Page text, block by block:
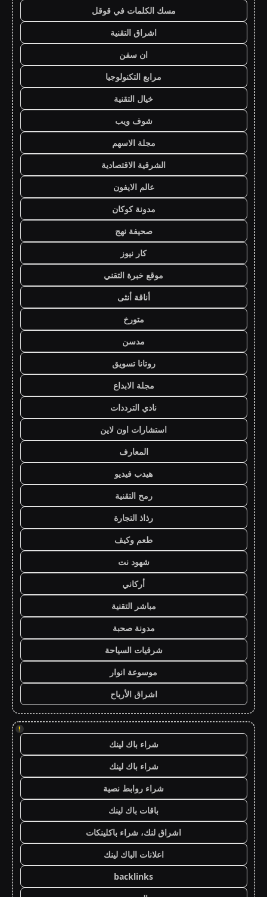
مسك الكلمات في قوقل
اشراق التقنية
ان سفن
مرابع التكنولوجيا
خيال التقنية
شوف ويب
مجلة الاسهم
الشرقية الاقتصادية
عالم الايفون
مدونة كوكان
صحيفة نهج
كار نيوز
موقع خبرة التقني
أناقة أنثى
متورخ
مدسن
روتانا تسويق
مجلة الابداع
نادي الترددات
استشارات اون لاين
المعارف
هيدب فيديو
رمح التقنية
رذاذ التجارة
طعم وكيف
شهود نت
أركاني
مباشر التقنية
مدونة صحبة
شرقيات السياحة
موسوعة انوار
اشراق الأرباح
!
شراء باك لينك
شراء باك لينك
شراء روابط نصية
باقات باك لينك
اشراق لنك، شراء باكلينكات
اعلانات الباك لينك
backlinks